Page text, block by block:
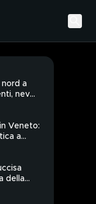
a
neve
Veneto:
a
della